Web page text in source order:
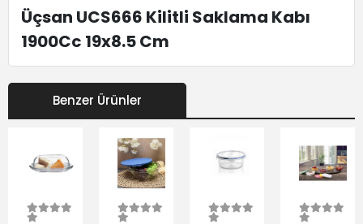
Üçsan UCS666 Kilitli Saklama Kabı
1900Cc 19x8.5 Cm
Benzer Ürünler